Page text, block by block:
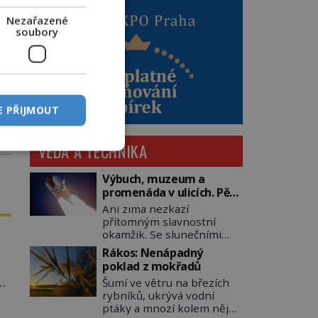
VĚDA A TECHNIKA
Výbuch, muzeum a
promenáda v ulicích. Pět
osudů nejslavnějších
raketoplánů
Ani zima nezkazí
přítomným slavnostní
okamžik. Se slunečními
brýlemi hledí na startující
raketu, která má do
vesmíru vynést kromě
posádky také obyčejnou
učitelku. Po několika
sekundách všem ztuhnou
Rákos: Nenápadný
poklad z mokřadů
Šumí ve větru na březích
rybníků, ukrývá vodní
ptáky a mnozí kolem něj
Nezařazené
soubory
PŘIJMOUT